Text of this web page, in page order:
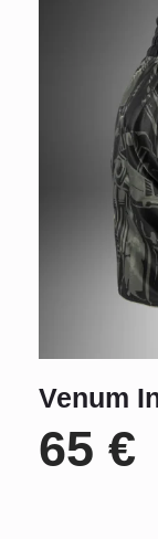
Venum
65 €